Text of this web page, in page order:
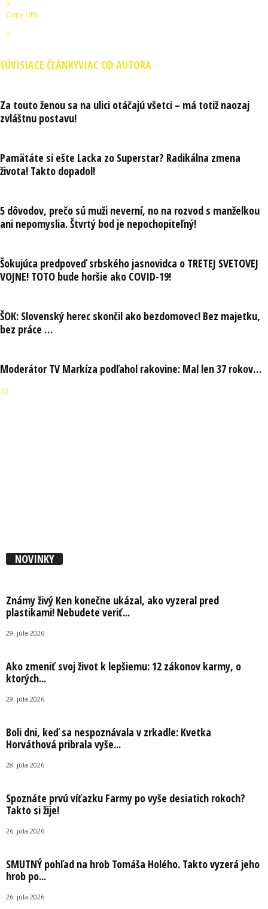
Copy URL
SÚVISIACE ČLÁNKYVIAC OD AUTORA
Za touto ženou sa na ulici otáčajú všetci – má totiž naozaj
zvláštnu postavu!
Pamätáte si ešte Lacka zo Superstar? Radikálna zmena
života! Takto dopadol!
5 dôvodov, prečo sú muži neverní, no na rozvod s manželkou
ani nepomyslia. Štvrtý bod je nepochopiteľný!
Šokujúca predpoveď srbského jasnovidca o TRETEJ SVETOVEJ
VOJNE! TOTO bude horšie ako COVID-19!
ŠOK: Slovenský herec skončil ako bezdomovec! Bez majetku,
bez práce …
Moderátor TV Markíza podľahol rakovine: Mal len 37 rokov…
NOVINKY
Známy živý Ken konečne ukázal, ako vyzeral pred
plastikami! Nebudete veriť...
29. júla 2026
Ako zmeniť svoj život k lepšiemu: 12 zákonov karmy, o
ktorých...
29. júla 2026
Boli dni, keď sa nespoznávala v zrkadle: Kvetka
Horváthová pribrala vyše...
28. júla 2026
Spoznáte prvú víťazku Farmy po vyše desiatich rokoch?
Takto si žije!
26. júla 2026
SMUTNÝ pohľad na hrob Tomáša Holého. Takto vyzerá jeho
hrob po...
26. júla 2026